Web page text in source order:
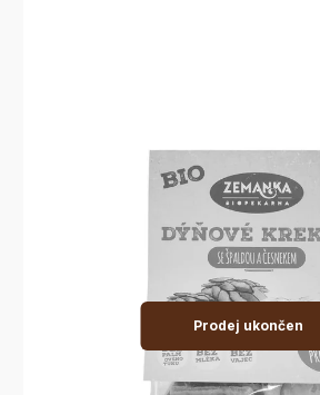
Prodej ukončen